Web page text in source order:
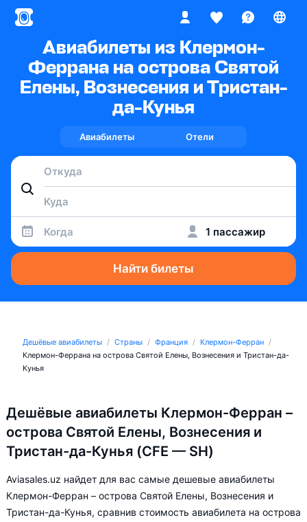
Авиабилеты из Клермон-
Феррана на острова Святой
Елены, Вознесения и Тристан-
да-Кунья
Авиабилеты Отели
Когда 1 пассажир
Найти билеты
Дешёвые авиабилеты Страны Франция
Клермон-Ферран
Клермон-Феррана на острова Святой Елены, Вознесения и Тристан-да-
Кунья
Дешёвые авиабилеты Клермон-Ферран –
острова Святой Елены, Вознесения и
Тристан-да-Кунья (CFE — SH)
Aviasales.uz найдет для вас самые дешевые авиабилеты
Клермон-Ферран – острова Святой Елены, Вознесения и
Тристан-да-Кунья, сравнив стоимость авиабилета на острова